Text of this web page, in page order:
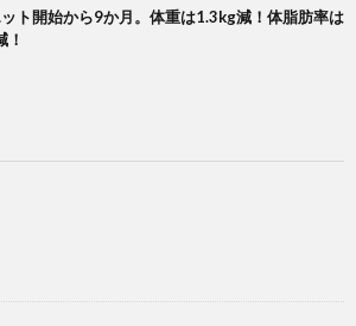
ト開始から9か月。体重は1.3kg減！体脂肪率は
！